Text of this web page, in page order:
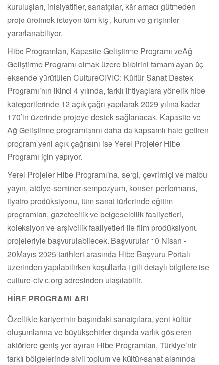
kuruluşları, inisiyatifler, sanatçılar, kâr amacı gütmeden
proje üretmek isteyen tüm kişi, kurum ve girişimler
yararlanabiliyor.
Hibe Programları, Kapasite Geliştirme Programı veAğ
Geliştirme Programı olmak üzere birbirini tamamlayan üç
eksende yürütülen CultureCIVIC: Kültür Sanat Destek
Programı’nın ikinci 4 yılında, farklı ihtiyaçlara yönelik hibe
kategorilerinde 12 açık çağrı yapılarak 2029 yılına kadar
170’in üzerinde projeye destek sağlanacak. Kapasite ve
Ağ Geliştirme programlarını daha da kapsamlı hale getiren
program yeni açık çağrısını ise Yerel Projeler Hibe
Programı için yapıyor.
Yerel Projeler Hibe Programı’na, sergi, çevrimiçi ve matbu
yayın, atölye-seminer-sempozyum, konser, performans,
tiyatro prodüksiyonu, tüm sanat türlerinde eğitim
programları, gazetecilik ve belgeselcilik faaliyetleri,
koleksiyon ve arşivcilik faaliyetleri ile film prodüksiyonu
projeleriyle başvurulabilecek. Başvurular 10 Nisan -
20Mayıs 2025 tarihleri arasında Hibe Başvuru Portalı
üzerinden yapılabilirken koşullarla ilgili detaylı bilgilere ise
culture-civic.org adresinden ulaşılabilir.
HİBE PROGRAMLARI
Özellikle kariyerinin başındaki sanatçılara, yeni kültür
oluşumlarına ve büyükşehirler dışında varlık gösteren
aktörlere geniş yer ayıran Hibe Programları, Türkiye’nin
farklı bölgelerinde sivil toplum ve kültür-sanat alanında